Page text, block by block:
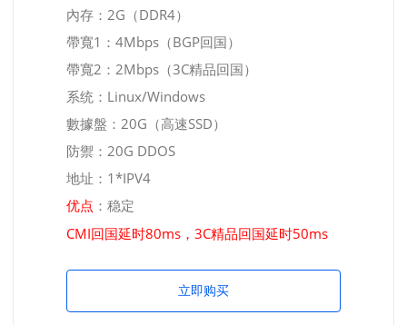
內存：2G（DDR4）
帶寬1：4Mbps（BGP回国）
帶寬2：2Mbps（3C精品回国）
系统：Linux/Windows
數據盤：20G（高速SSD）
防禦：20G DDOS
地址：1*IPV4
优点 ：稳定
CMI回国延时80ms，3C精品回国延时50ms
立即购买